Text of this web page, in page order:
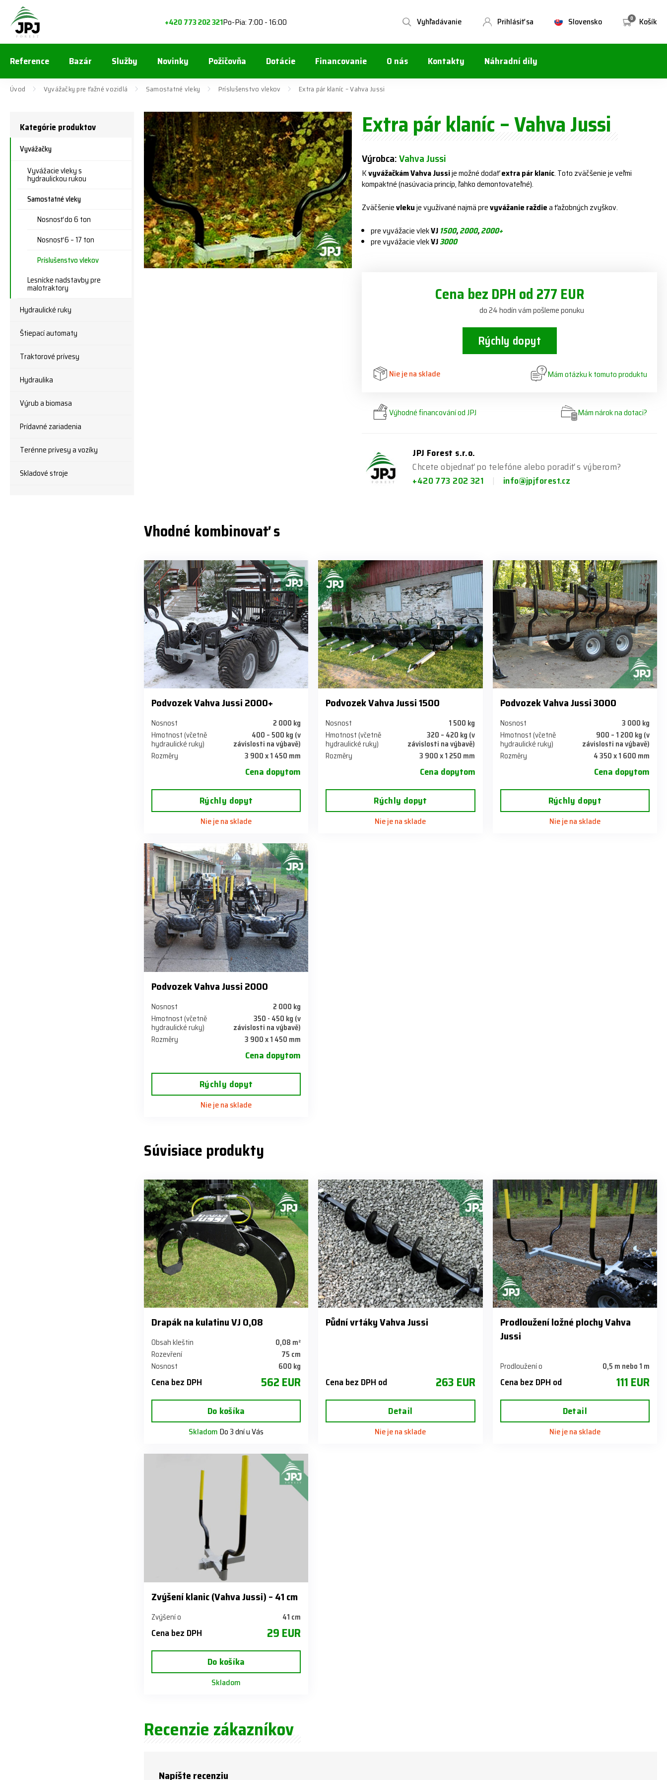
+420 773 202 321Po-Pia: 7:00 - 16:00 0 Košík
Slovensko
Prihlásiť sa
Vyhľadávanie
Reference Bazár Služby Novinky Požičovňa Dotácie Financovanie O nás Kontakty Náhradní díly
Úvod Vyvážačky pre ťažné vozidlá Samostatné vleky Príslušenstvo vlekov Extra pár klaníc – Vahva Jussi
Kategórie produktov
Vyvážačky
Vyvážacie vleky s
hydraulickou rukou
Samostatné vleky
Nosnosť do 6 ton
Nosnosť 6 – 17 ton
Príslušenstvo vlekov
Lesnícke nadstavby pre
malotraktory
Hydraulické ruky
Štiepací automaty
Traktorové prívesy
Hydraulika
Výrub a biomasa
Prídavné zariadenia
Terénne prívesy a vozíky
Skladové stroje
Extra pár klaníc – Vahva Jussi
Výrobca:Vahva Jussi
Kvyvážačkám Vahva Jussije možné dodaťextra pár klaníc. Toto zväčšenie je veľmi
kompaktné (nasúvacia princíp, ľahko demontovateľné).
Zväčšenievlekuje využívané najmä prevyvážanie raždiea ťažobných zvyškov.
pre vyvážacie vlekVJ 1500,2000,2000+
pre vyvážacie vlekVJ3000
Cena bez DPH od 277 EUR
do 24 hodín vám pošleme ponuku
Rýchly dopyt
Nie je na sklade Mám otázku k tomuto produktu
Výhodné financování od JPJ Mám nárok na dotaci?
JPJ Forest s.r.o.
Chcete objednať po telefóne alebo poradiť s výberom?
+420 773 202 321
info@jpjforest.cz
Vhodné kombinovať s
Podvozek Vahva Jussi 2000+
Nosnost
2 000 kg
Hmotnost (včetně
hydraulické ruky)
400 – 500 kg (v
závislosti na výbavě)
Rozměry
3 900 x 1 450 mm
Cena dopytom
Rýchly dopyt
Nie je na sklade
Podvozek Vahva Jussi 1500
Nosnost
1 500 kg
Hmotnost (včetně
hydraulické ruky)
320 – 420 kg (v
závislosti na výbavě)
Rozměry
3 900 x 1 250 mm
Cena dopytom
Rýchly dopyt
Nie je na sklade
Podvozek Vahva Jussi 3000
Nosnost
3 000 kg
Hmotnost (včetně
hydraulické ruky)
900 – 1 200 kg (v
závislosti na výbavě)
Rozměry
4 350 x 1 600 mm
Cena dopytom
Rýchly dopyt
Nie je na sklade
Podvozek Vahva Jussi 2000
Nosnost
2 000 kg
Hmotnost (včetně
hydraulické ruky)
350 - 450 kg (v
závislosti na výbavě)
Rozměry
3 900 x 1 450 mm
Cena dopytom
Rýchly dopyt
Nie je na sklade
Súvisiace produkty
Drapák na kulatinu VJ 0,08
Obsah kleštin
0,08 m²
Rozevření
75 cm
Nosnost
600 kg
Cena bez DPH 562 EUR
Do košíka
Skladom Do 3 dní u Vás
Půdní vrtáky Vahva Jussi
Cena bez DPH od 263 EUR
Detail
Nie je na sklade
Prodloužení ložné plochy Vahva
Jussi
Prodloužení o 0,5 m nebo 1 m
Cena bez DPH od 111 EUR
Detail
Nie je na sklade
Zvýšení klanic (Vahva Jussi) – 41 cm
Zvýšení o 41 cm
Cena bez DPH 29 EUR
Do košíka
Skladom
Recenzie zákazníkov
Napíšte recenziu